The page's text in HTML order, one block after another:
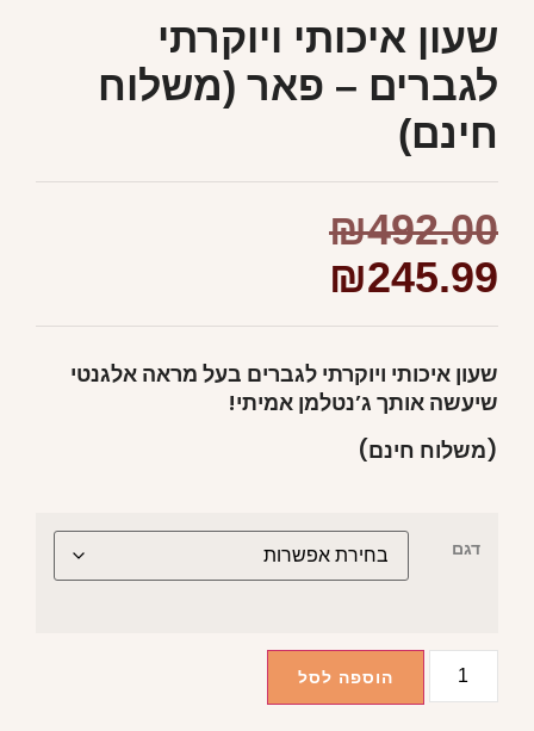
שעון איכותי ויוקרתי
לגברים – פאר (משלוח
חינם)
₪492.00
₪245.99
שעון איכותי ויוקרתי לגברים בעל מראה אלגנטי
שיעשה אותך ג’נטלמן אמיתי!
(משלוח חינם)
דגם
הוספה לסל